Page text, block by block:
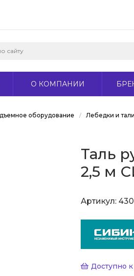
О КОМПАНИИ
оборудование / Лебедки и тали
Таль
2,5 м
Артикул:
Доступно к